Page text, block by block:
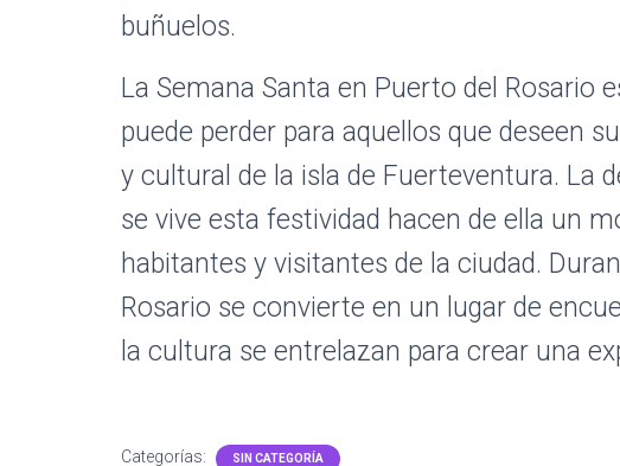
buñuelos.
La Semana Santa en Puerto del Rosario
puede perder para aquellos que deseen
y cultural de la isla de Fuerteventura. La
se vive esta festividad hacen de ella un
habitantes y visitantes de la ciudad.
Rosario se convierte en un lugar de
la cultura se entrelazan para crear una
Categorías: SIN CATEGORÍA